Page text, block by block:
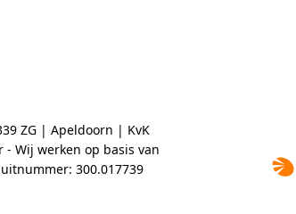
ZG | Apeldoorn | KvK
Wij werken op basis van
300.017739